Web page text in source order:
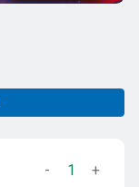
- 1
+